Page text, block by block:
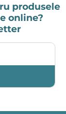
produsele
online?